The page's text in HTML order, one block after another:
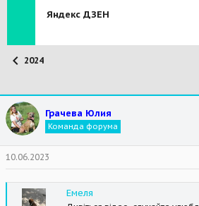
Яндекс ДЗЕН
2024
Грачева Юлия
Команда форума
10.06.2023
Емеля